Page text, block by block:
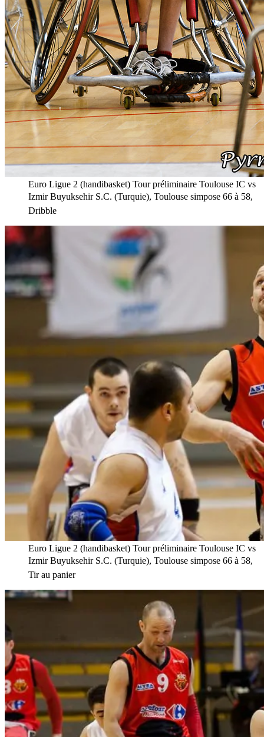
Euro Ligue 2 (handibasket) Tour préliminaire Toulouse IC vs
Izmir Buyuksehir S.C. (Turquie), Toulouse simpose 66 à 58,
Dribble
Euro Ligue 2 (handibasket) Tour préliminaire Toulouse IC vs
Izmir Buyuksehir S.C. (Turquie), Toulouse simpose 66 à 58,
Tir au panier